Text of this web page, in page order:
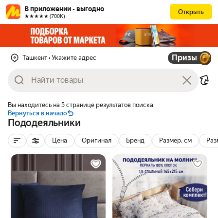
В приложении - выгодно
★★★★★ (700К)
Открыть
Ташкент • Укажите адрес Призы
Вы находитесь на 5 странице результатов поиска
Вернуться в начало
Пододеяльники
Цена Оригинал Бренд Размер, см